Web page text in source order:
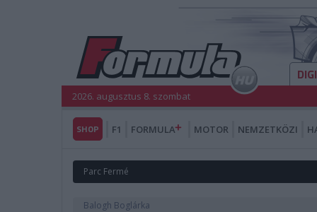
2026. augusztus 8. szombat
SHOP F1 FORMULA MOTOR NEMZETKÖZI
Parc Fermé
Balogh Boglárka